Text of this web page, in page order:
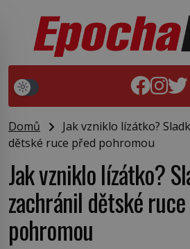
Domů
Jak vzniklo lízátko?
dětské ruce před pohromou
Jak vzniklo lízátko?
zachránil dětské
pohromou